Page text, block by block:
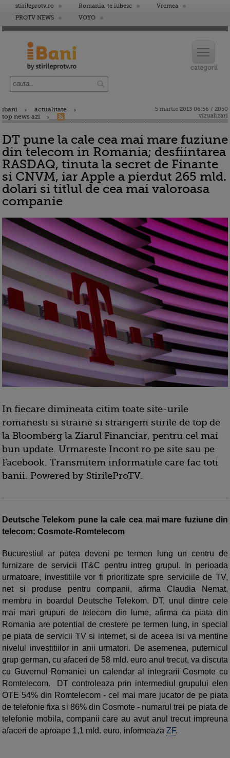
stirileprotv.ro Romania, te iubesc
Vremea
PROTV NEWS
VOYO
ibani
actualitate
top news azi
5 martie 2013 06:56 / 2050
vizualizari
DT pune la cale cea mai mare fuziune
din telecom in Romania; desfiintarea
RASDAQ, tinuta la secret de Finante
si CNVM, iar Apple a pierdut 265 mld.
dolari si titlul de cea mai valoroasa
companie
In fiecare dimineata citim toate site-urile
romanesti si straine si strangem stirile de top de
la Bloomberg la Ziarul Financiar, pentru cel mai
bun update. Urmareste Incont.ro pe site sau pe
Facebook. Transmitem informatiile care fac toti
banii. Powered by StirileProTV.
Deutsche Telekom pune la cale cea mai mare fuziune din
telecom: Cosmote-Romtelecom
Bucurestiul ar putea deveni pe termen lung un centru de
furnizare de servicii IT&C pentru intreg grupul. In perioada
urmatoare, investitiile vor fi prioritizate spre serviciile de TV,
net si produse pentru companii, afirma Claudia Nemat,
membru in boardul Deutsche Telekom. DT, unul dintre cele
mai mari grupuri de telecom din lume, afirma ca piata din
Romania are potential de cres­tere pe termen lung, in special
pe piata de servicii TV si internet, si de aceea isi va mentine
nivelul investitiilor in anii urmatori. De asemenea, puternicul
grup german, cu afaceri de 58 mld. euro anul trecut, va discuta
cu Guvernul Romaniei un calendar al integrarii Cosmote cu
Romtelecom. DT controleaza prin intermediul grupului elen
OTE 54% din Romtelecom - cel mai mare jucator de pe piata
de telefonie fixa si 86% din Cosmote - numarul trei pe piata de
telefonie mobila, companii care au avut anul trecut impreuna
afaceri de aproape 1,1 mld. euro, informeaza ZF.